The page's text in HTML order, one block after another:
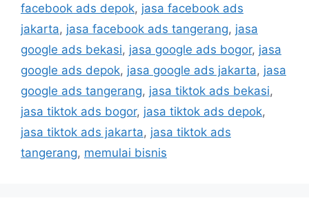
facebook ads depok, jasa facebook ads
jakarta, jasa facebook ads tangerang, jasa
google ads bekasi, jasa google ads bogor, jasa
google ads depok, jasa google ads jakarta, jasa
google ads tangerang, jasa tiktok ads bekasi,
jasa tiktok ads bogor, jasa tiktok ads depok,
jasa tiktok ads jakarta, jasa tiktok ads
tangerang, memulai bisnis